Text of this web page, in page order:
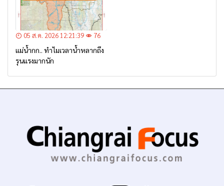
05 ส.ค. 2026 12:21:39 76
แม่น้ำกก.. ทำไมเวลาน้ำหลากถึง
รุนแรงมากนัก